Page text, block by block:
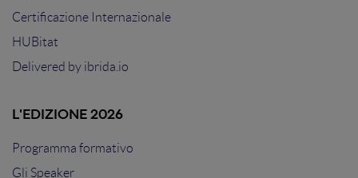
Certificazione Internazionale
HUBitat
Delivered by ibrida.io
L'EDIZIONE 2026
Programma formativo
Gli Speaker